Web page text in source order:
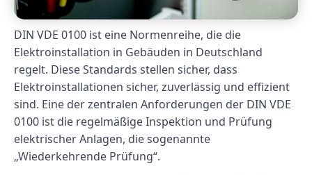
DIN VDE 0100 ist eine Normenreihe, die die
Elektroinstallation in Gebäuden in Deutschland
regelt. Diese Standards stellen sicher, dass
Elektroinstallationen sicher, zuverlässig und effizient
sind. Eine der zentralen Anforderungen der DIN VDE
0100 ist die regelmäßige Inspektion und Prüfung
elektrischer Anlagen, die sogenannte
„Wiederkehrende Prüfung“.